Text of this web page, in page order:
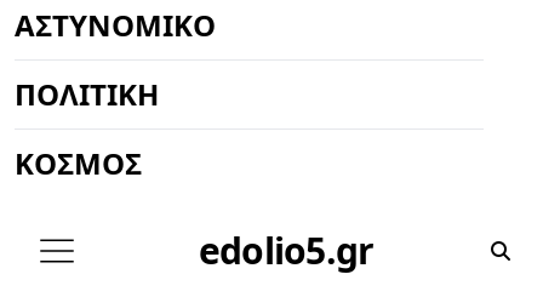
ΑΣΤΥΝΟΜΙΚΌ
ΠΟΛΙΤΙΚΉ
ΚΌΣΜΟΣ
edolio5.gr